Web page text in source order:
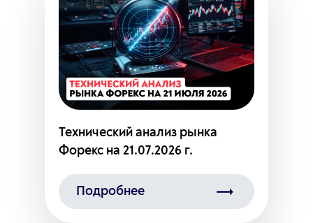
Технический анализ рынка
Форекс на 21.07.2026 г.
Подробнее